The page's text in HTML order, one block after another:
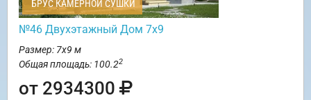
БРУС КАМЕРНОЙ СУШКИ
№46 Двухэтажный Дом 7х9
Размер: 7х9 м
Общая площадь: 100.22
от 2934300